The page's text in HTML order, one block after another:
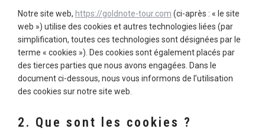
Notre site web, https://goldnote-tour.com (ci-après : « le site
web ») utilise des cookies et autres technologies liées (par
simplification, toutes ces technologies sont désignées par le
terme « cookies »). Des cookies sont également placés par
des tierces parties que nous avons engagées. Dans le
document ci-dessous, nous vous informons de l’utilisation
des cookies sur notre site web.
2. Que sont les cookies ?